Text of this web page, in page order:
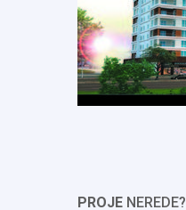
PROJE NEREDE?